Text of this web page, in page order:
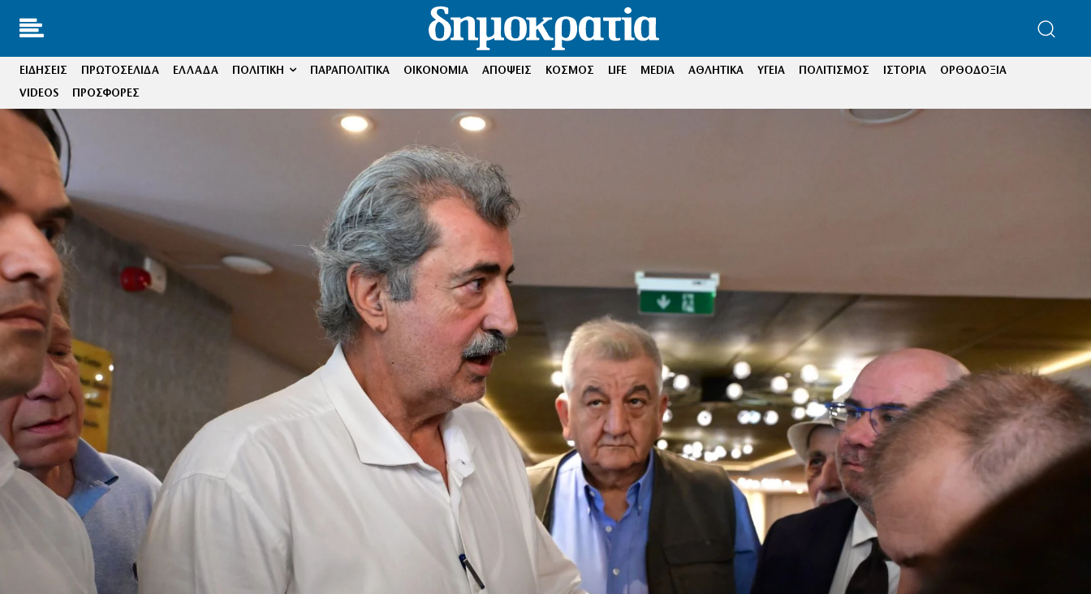
ΕΙΔΗΣΕΙΣ ΠΡΩΤΟΣΕΛΙΔΑ ΕΛΛΑΔΑ ΠΟΛΙΤΙΚΗ ΠΑΡΑΠΟΛΙΤΙΚΑ ΟΙΚΟΝΟΜΙΑ ΑΠΟΨΕΙΣ ΚΟΣΜΟΣ LIFE MEDIA ΑΘΛΗΤΙΚΑ ΥΓΕΙΑ ΠΟΛΙΤΙΣΜΟΣ ΙΣΤΟΡΙΑ
ΟΡΘΟΔΟΞΙΑ
VIDEOS
ΠΡΟΣΦΟΡΕΣ